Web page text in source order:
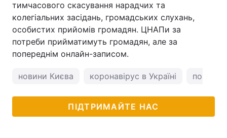
тимчасового скасування нарадчих та
колегіальних засідань, громадських слухань,
особистих прийомів громадян. ЦНАПи за
потреби прийматимуть громадян, але за
попереднім онлайн-записом.
новини Києва коронавірус в Україні погода
ПІДТРИМАЙТЕ НАС